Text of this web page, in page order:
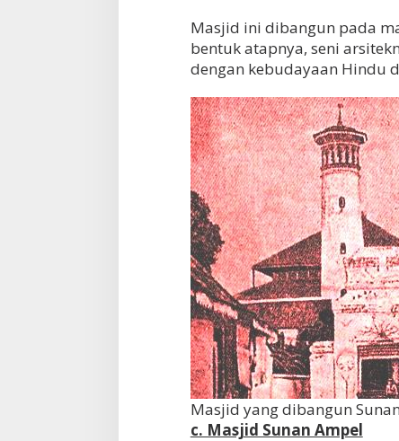
Masjid ini dibangun pada
bentuk atapnya, seni
dengan kebudayaan Hindu
Masjid yang dibangun
c. Masjid Sunan Ampel